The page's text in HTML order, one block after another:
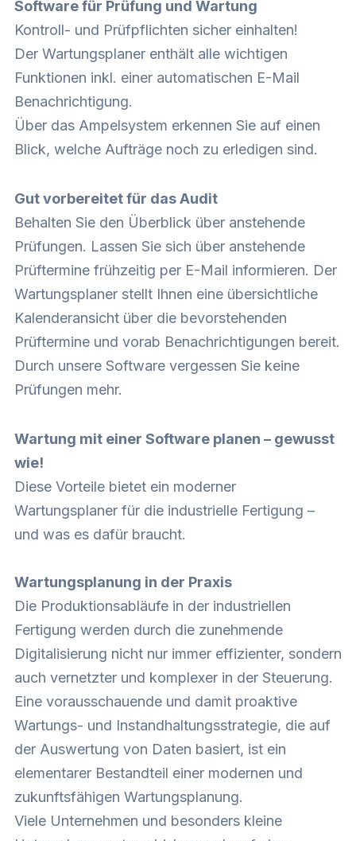
Software für Prüfung und Wartung
Kontroll- und Prüfpflichten sicher einhalten!
Der Wartungsplaner enthält alle wichtigen
Funktionen inkl. einer automatischen E-Mail
Benachrichtigung.
Über das Ampelsystem erkennen Sie auf einen
Blick, welche Aufträge noch zu erledigen sind.
Gut vorbereitet für das Audit
Behalten Sie den Überblick über anstehende
Prüfungen. Lassen Sie sich über anstehende
Prüftermine frühzeitig per E-Mail informieren. Der
Wartungsplaner stellt Ihnen eine übersichtliche
Kalenderansicht über die bevorstehenden
Prüftermine und vorab Benachrichtigungen bereit.
Durch unsere Software vergessen Sie keine
Prüfungen mehr.
Wartung mit einer Software planen – gewusst
wie!
Diese Vorteile bietet ein moderner
Wartungsplaner für die industrielle Fertigung –
und was es dafür braucht.
Wartungsplanung in der Praxis
Die Produktionsabläufe in der industriellen
Fertigung werden durch die zunehmende
Digitalisierung nicht nur immer effizienter, sondern
auch vernetzter und komplexer in der Steuerung.
Eine vorausschauende und damit proaktive
Wartungs- und Instandhaltungsstrategie, die auf
der Auswertung von Daten basiert, ist ein
elementarer Bestandteil einer modernen und
zukunftsfähigen Wartungsplanung.
Viele Unternehmen und besonders kleine